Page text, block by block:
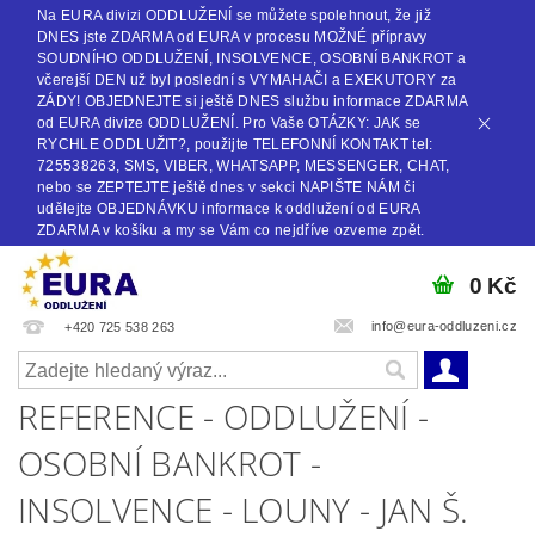
Na EURA divizi ODDLUŽENÍ se můžete spolehnout, že již
DNES jste ZDARMA od EURA v procesu MOŽNÉ přípravy
SOUDNÍHO ODDLUŽENÍ, INSOLVENCE, OSOBNÍ BANKROT a
včerejší DEN už byl poslední s VYMAHAČI a EXEKUTORY za
ZÁDY! OBJEDNEJTE si ještě DNES službu informace ZDARMA
od EURA divize ODDLUŽENÍ. Pro Vaše OTÁZKY: JAK se
RYCHLE ODDLUŽIT?, použijte TELEFONNÍ KONTAKT tel:
725538263, SMS, VIBER, WHATSAPP, MESSENGER, CHAT,
nebo se ZEPTEJTE ještě dnes v sekci NAPIŠTE NÁM či
udělejte OBJEDNÁVKU informace k oddlužení od EURA
ZDARMA v košíku a my se Vám co nejdříve ozveme zpět.
+420 725 538 263 info@eura-oddluzeni.cz
0 Kč
REFERENCE - ODDLUŽENÍ -
OSOBNÍ BANKROT -
INSOLVENCE - LOUNY - JAN Š.